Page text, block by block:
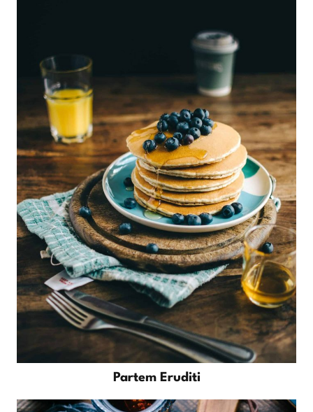
Partem Eruditi